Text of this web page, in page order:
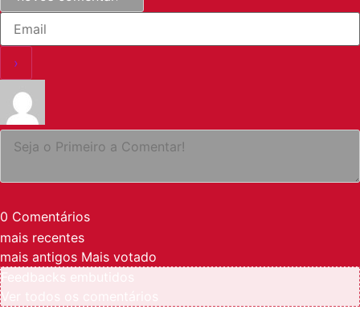
0 Comentários
mais recentes
mais antigos Mais votado